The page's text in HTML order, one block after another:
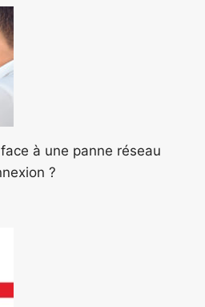
à une panne réseau
?